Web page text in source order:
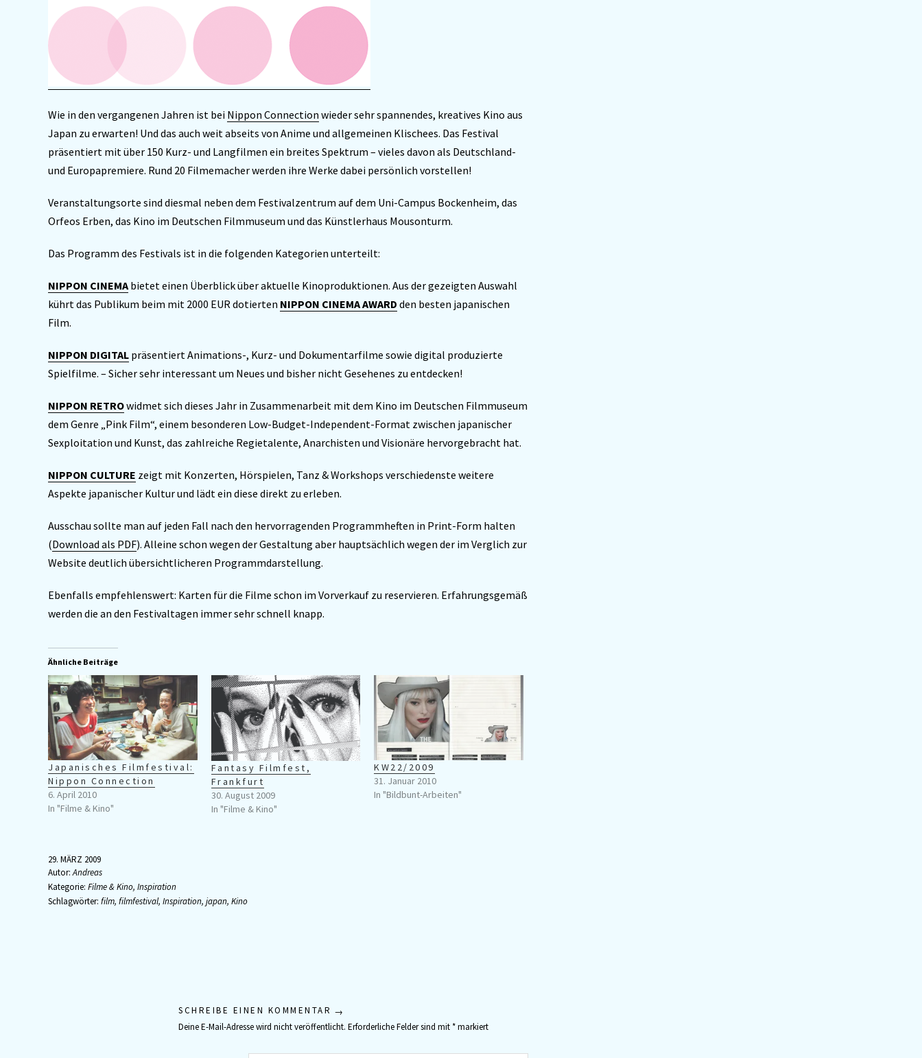
Wie in den vergangenen Jahren ist bei Nippon Connection wieder sehr spannendes, kreatives Kino aus
Japan zu erwarten! Und das auch weit abseits von Anime und allgemeinen Klischees. Das Festival
präsentiert mit über 150 Kurz- und Langfilmen ein breites Spektrum – vieles davon als Deutschland-
und Europapremiere. Rund 20 Filmemacher werden ihre Werke dabei persönlich vorstellen!
Veranstaltungsorte sind diesmal neben dem Festivalzentrum auf dem Uni-Campus Bockenheim, das
Orfeos Erben, das Kino im Deutschen Filmmuseum und das Künstlerhaus Mousonturm.
Das Programm des Festivals ist in die folgenden Kategorien unterteilt:
NIPPON CINEMAbietet einen Überblick über aktuelle Kinoproduktionen. Aus der gezeigten Auswahl
kührt das Publikum beim mit 2000 EUR dotierten NIPPON CINEMA AWARD den besten japanischen
Film.
NIPPON DIGITAL präsentiert Animations-, Kurz- und Dokumentarfilme sowie digital produzierte
Spielfilme. – Sicher sehr interessant um Neues und bisher nicht Gesehenes zu entdecken!
NIPPON RETROwidmet sich dieses Jahr in Zusammenarbeit mit dem Kino im Deutschen Filmmuseum
dem Genre „Pink Film“, einem besonderen Low-Budget-Independent-Format zwischen japanischer
Sexploitation und Kunst, das zahlreiche Regietalente, Anarchisten und Visionäre hervorgebracht hat.
NIPPON CULTURE zeigt mit Konzerten, Hörspielen, Tanz & Workshops verschiedenste weitere
Aspekte japanischer Kultur und lädt ein diese direkt zu erleben.
Ausschau sollte man auf jeden Fall nach den hervorragenden Programmheften in Print-Form halten
(Download als PDF). Alleine schon wegen der Gestaltung aber hauptsächlich wegen der im Verglich zur
Website deutlich übersichtlicheren Programmdarstellung.
Ebenfalls empfehlenswert: Karten für die Filme schon im Vorverkauf zu reservieren. Erfahrungsgemäß
werden die an den Festivaltagen immer sehr schnell knapp.
Ähnliche Beiträge
Japanisches Filmfestival:
Nippon Connection
6. April 2010
In "Filme & Kino"
Fantasy Filmfest,
Frankfurt
30. August 2009
In "Filme & Kino"
KW22/2009
31. Januar 2010
In "Bildbunt-Arbeiten"
29. MÄRZ 2009
Autor:Andreas
Kategorie: Filme & Kino, Inspiration
Schlagwörter: film, filmfestival, Inspiration, japan, Kino
SCHREIBE EINEN KOMMENTAR
Deine E-Mail-Adresse wird nicht veröffentlicht. Erforderliche Felder sind mit*markiert